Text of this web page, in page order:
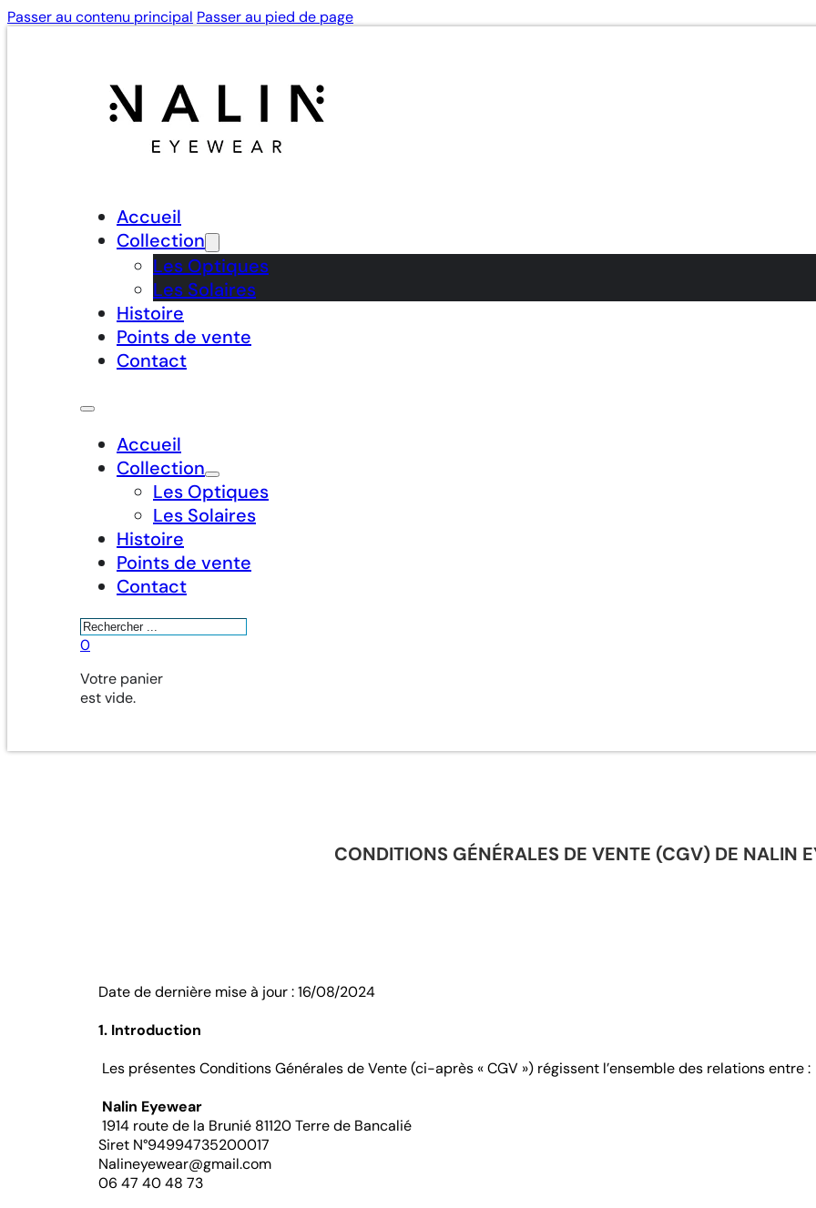
Passer au contenu principal Passer au pied de page
Accueil
Collection
Les Optiques
Les Solaires
Histoire
Points de vente
Contact
Accueil
Collection
Les Optiques
Les Solaires
Histoire
Points de vente
Contact
Rechercher
0
Votre panier
est vide.
CONDITIONS GÉNÉRALES DE VENTE (CGV) DE NALIN
Date de dernière mise à jour : 16/08/2024
1. Introduction
Les présentes Conditions Générales de Vente (ci-après « CGV ») régissent l’ensemble des relations entre :
Nalin Eyewear
1914 route de la Brunié 81120 Terre de Bancalié
Siret N°94994735200017
Nalineyewear@gmail.com
06 47 40 48 73